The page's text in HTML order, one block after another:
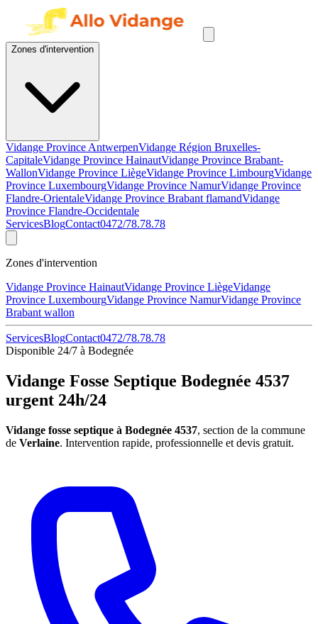
Zones d'intervention
Vidange Province AntwerpenVidange Région Bruxelles-
CapitaleVidange Province HainautVidange Province Brabant-
WallonVidange Province LiègeVidange Province LimbourgVidange
Province LuxembourgVidange Province NamurVidange Province
Flandre-OrientaleVidange Province Brabant flamandVidange
Province Flandre-Occidentale
ServicesBlogContact0472/78.78.78
Zones d'intervention
Vidange Province HainautVidange Province LiègeVidange
Province LuxembourgVidange Province NamurVidange Province
Brabant wallon
ServicesBlogContact0472/78.78.78
Disponible 24/7 à Bodegnée
Vidange Fosse Septique Bodegnée 4537
urgent 24h/24
Vidange fosse septique à Bodegnée 4537, section de la commune
de Verlaine. Intervention rapide, professionnelle et devis gratuit.